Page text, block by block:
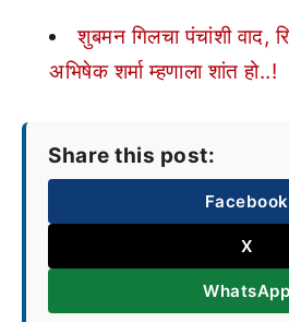
शुबमन गिलचा पंचांशी वाद,
अभिषेक शर्मा म्हणाला शांत हो..!
Share this post:
Facebook
X
WhatsApp